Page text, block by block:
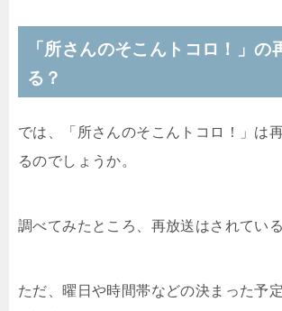
「所さんのそこんトコロ！」の
る？
では、「所さんのそこんトコロ！」は
るのでしょうか。
調べてみたところ、再放送はされている
ただ、曜日や時間帯などの決まった予